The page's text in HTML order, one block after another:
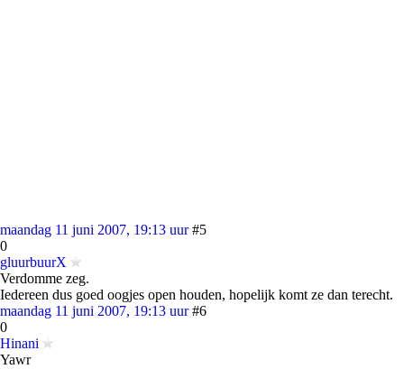
maandag 11 juni 2007, 19:13 uur #5
0
gluurbuurX
Verdomme zeg.
Iedereen dus goed oogjes open houden, hopelijk komt ze dan terecht.
maandag 11 juni 2007, 19:13 uur #6
0
Hinani
Yawr